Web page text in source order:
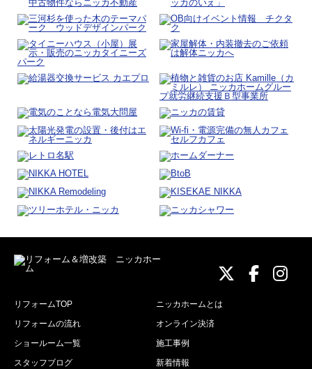
ニッカ
ニッニ
リフォームTOP
ニッカホームとは
リフォームの流れ
オンライン決済
ショールーム一覧
施工事例
スタッフブログ
新着情報